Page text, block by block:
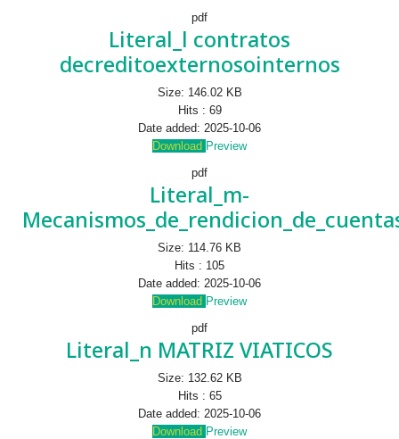
pdf
Literal_l contratos
decreditoexternosointernos
Size: 146.02 KB
Hits : 69
Date added: 2025-10-06
Download Preview
pdf
Literal_m-
Size: 114.76 KB
Hits : 105
Date added: 2025-10-06
Download Preview
pdf
Literal_n MATRIZ VIATICOS
Size: 132.62 KB
Hits : 65
Date added: 2025-10-06
Download Preview